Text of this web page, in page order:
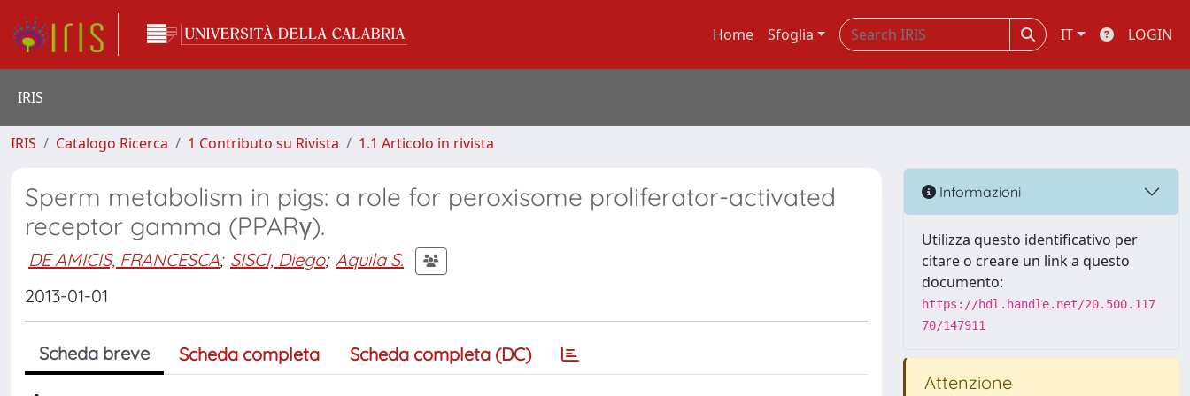
Home Sfoglia IT LOGIN
IRIS
IRIS Catalogo Ricerca 1 Contributo su Rivista 1.1 Articolo in rivista
Sperm metabolism in pigs: a role for peroxisome proliferator-activated
receptor gamma (PPARγ).
DE AMICIS, FRANCESCA; SISCI, Diego; Aquila S.
2013-01-01
Scheda breve Scheda completa Scheda completa (DC)
Informazioni
Utilizza questo identificativo per
citare o creare un link a questo
documento:
https://hdl.handle.net/20.500.117
70/147911
Attenzione